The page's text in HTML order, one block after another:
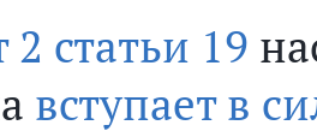
статьи 19
вступает в